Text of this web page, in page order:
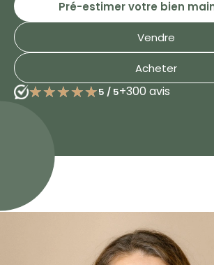
Pré-estimer votre bien
Vendre
Acheter
★★★★★
★★★★★5 / 5+300 avis